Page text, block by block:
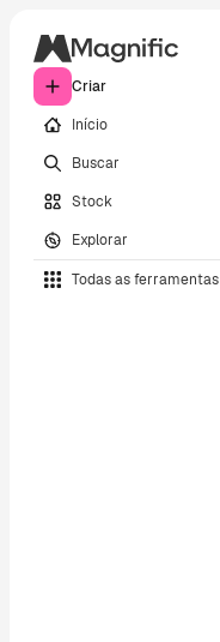
Criar
Início
Buscar
Stock
Explorar
Todas as ferramentas